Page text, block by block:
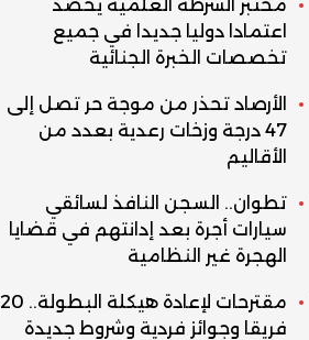
مختبر الشرطة العلمية يحصد
اعتمادا دوليا جديدا في جميع
تخصصات الخبرة الجنائية
الأرصاد تحذر من موجة حر تصل إلى
47 درجة وزخات رعدية بعدد من
الأقاليم
تطوان.. السجن النافذ لسائقي
سيارات أجرة بعد إدانتهم في قضايا
الهجرة غير النظامية
مقترحات لإعادة هيكلة البطولة.. 20
فريقا وجوائز فردية وشروط جديدة